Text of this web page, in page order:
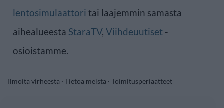
lentosimulaattori tai laajemmin samasta
aihealueesta StaraTV, Viihdeuutiset -
osioistamme.
Ilmoita virheestä · Tietoa meistä · Toimitusperiaatteet